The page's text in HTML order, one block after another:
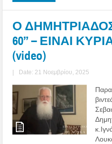
Ο
60’’ – ΕΙΝΑΙ
(video)
| Date: 21 Νοεμβρίου, 2025